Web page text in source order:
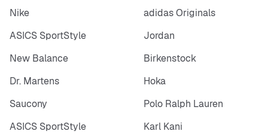
Nike
adidas Originals
ASICS SportStyle
Jordan
New Balance
Birkenstock
Dr. Martens
Hoka
Saucony
Polo Ralph Lauren
ASICS SportStyle
Karl Kani